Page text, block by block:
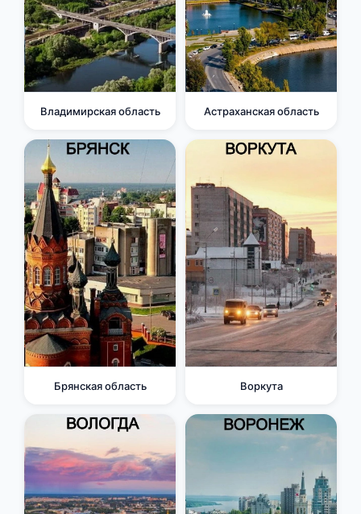
Владимирская область Астраханская область
Брянская область Воркута